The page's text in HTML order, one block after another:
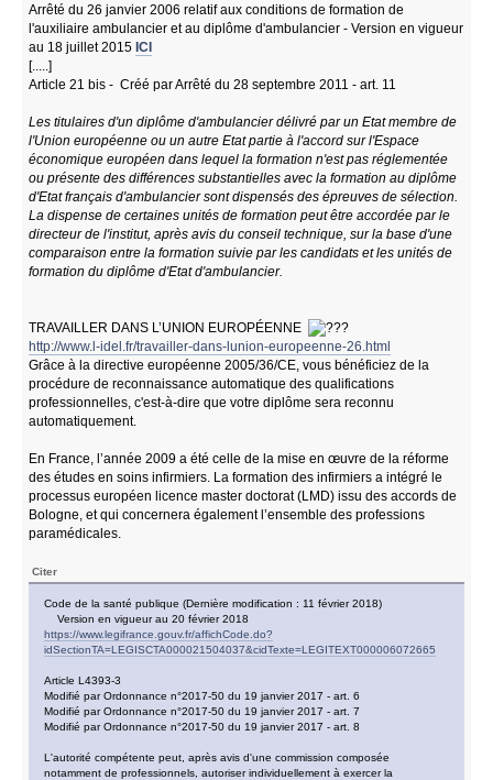
Arrêté du 26 janvier 2006 relatif aux conditions de formation de
l'auxiliaire ambulancier et au diplôme d'ambulancier - Version en vigueur
au 18 juillet 2015ICI
[.....]
Article 21 bis - Créé par Arrêté du 28 septembre 2011 - art. 11
Les titulaires d'un diplôme d'ambulancier délivré par un Etat membre de
l'Union européenne ou un autre Etat partie à l'accord sur l'Espace
économique européen dans lequel la formation n'est pas réglementée
ou présente des différences substantielles avec la formation au diplôme
d'Etat français d'ambulancier sont dispensés des épreuves de sélection.
La dispense de certaines unités de formation peut être accordée par le
directeur de l'institut, après avis du conseil technique, sur la base d'une
comparaison entre la formation suivie par les candidats et les unités de
formation du diplôme d'Etat d'ambulancier.
TRAVAILLER DANS L’UNION EUROPÉENNE
http://www.l-idel.fr/travailler-dans-lunion-europeenne-26.html
Grâce à la directive européenne 2005/36/CE, vous bénéficiez de la
procédure de reconnaissance automatique des qualifications
professionnelles, c'est-à-dire que votre diplôme sera reconnu
automatiquement.
En France, l’année 2009 a été celle de la mise en œuvre de la réforme
des études en soins infirmiers. La formation des infirmiers a intégré le
processus européen licence master doctorat (LMD) issu des accords de
Bologne, et qui concernera également l’ensemble des professions
paramédicales.
Citer
Code de la santé publique (Dernière modification : 11 février 2018)
Version en vigueur au 20 février 2018
https://www.legifrance.gouv.fr/affichCode.do?
idSectionTA=LEGISCTA000021504037&cidTexte=LEGITEXT000006072665
Article L4393-3
Modifié par Ordonnance n°2017-50 du 19 janvier 2017 - art. 6
Modifié par Ordonnance n°2017-50 du 19 janvier 2017 - art. 7
Modifié par Ordonnance n°2017-50 du 19 janvier 2017 - art. 8
L'autorité compétente peut, après avis d'une commission composée
notamment de professionnels, autoriser individuellement à exercer la